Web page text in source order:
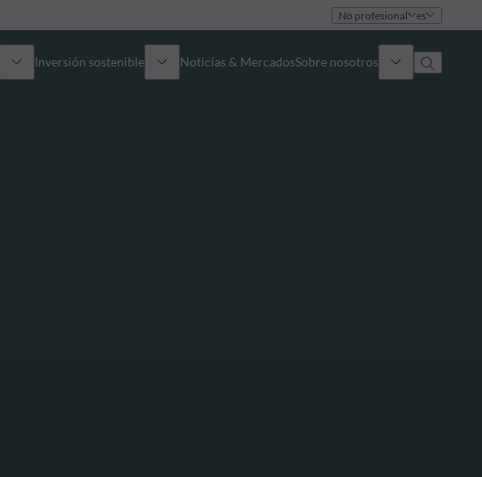
No profesional es
Inversión sostenible Noticias & MercadosSobre nosotros